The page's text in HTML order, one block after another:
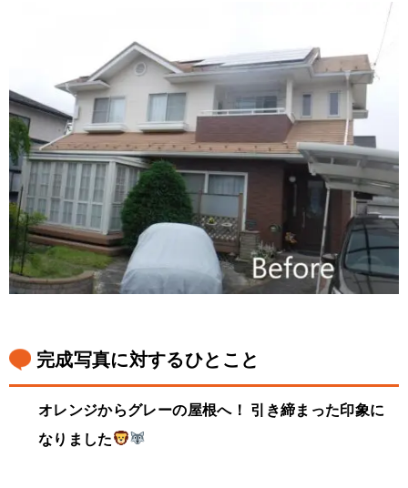
完成写真に対するひとこと
オレンジからグレーの屋根へ！ 引き締まった印象に
なりました